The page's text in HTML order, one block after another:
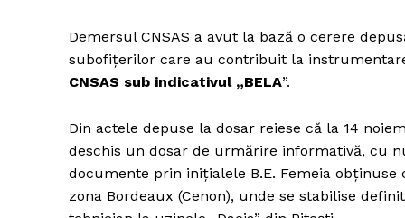
Demersul CNSAS a avut la bază o cerere
subofițerilor care au contribuit la
CNSAS sub indicativul „BELA”.
Din actele depuse la dosar reiese că la 14
deschis un dosar de urmărire informativă, cu
documente prin inițialele B.E. Femeia
zona Bordeaux (Cenon), unde se stabilise